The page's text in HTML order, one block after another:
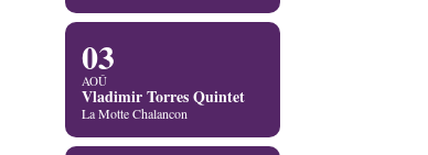
03
AOÛ
Vladimir Torres Quintet
La Motte Chalancon